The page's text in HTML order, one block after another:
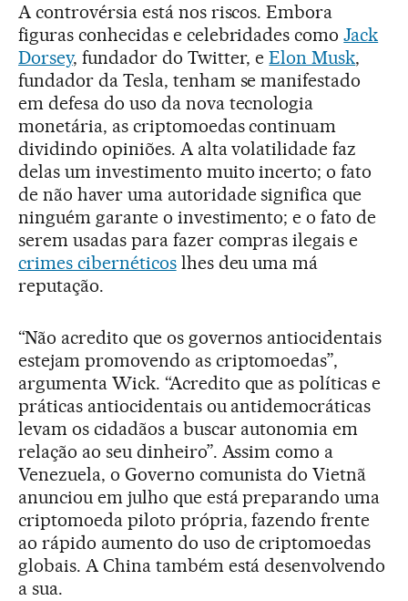
A controvérsia está nos riscos. Embora
figuras conhecidas e celebridades comoJack
Dorsey, fundador do Twitter, eElon Musk,
fundador da Tesla, tenham se manifestado
em defesa do uso da nova tecnologia
monetária, as criptomoedas continuam
dividindo opiniões. A alta volatilidade faz
delas um investimento muito incerto; o fato
de não haver uma autoridade significa que
ninguém garante o investimento; e o fato de
serem usadas para fazer compras ilegais e
crimes cibernéticoslhes deu uma má
reputação.
“Não acredito que os governos antiocidentais
estejam promovendo as criptomoedas”,
argumenta Wick. “Acredito que as políticas e
práticas antiocidentais ou antidemocráticas
levam os cidadãos a buscar autonomia em
relação ao seu dinheiro”. Assim como a
Venezuela, o Governo comunista do Vietnã
anunciou em julho que está preparando uma
criptomoeda piloto própria, fazendo frente
ao rápido aumento do uso de criptomoedas
globais. A China também está desenvolvendo
a sua.